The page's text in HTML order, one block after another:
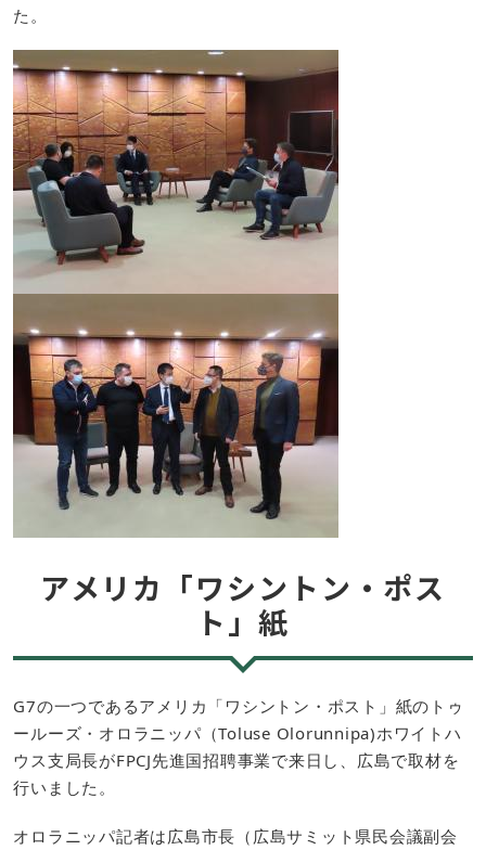
た。
アメリカ「ワシントン・ポス
ト」紙
G7の一つであるアメリカ「ワシントン・ポスト」紙のトゥ
ールーズ・オロラニッパ（Toluse Olorunnipa)ホワイトハ
ウス支局長がFPCJ先進国招聘事業で来日し、広島で取材を
行いました。
オロラニッパ記者は広島市長（広島サミット県民会議副会